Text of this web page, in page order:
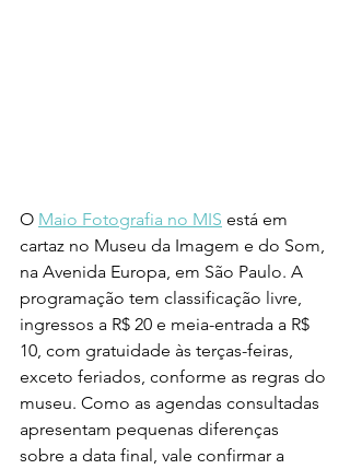
O Maio Fotografia no MIS está em
cartaz no Museu da Imagem e do Som,
na Avenida Europa, em São Paulo. A
programação tem classificação livre,
ingressos a R$ 20 e meia-entrada a R$
10, com gratuidade às terças-feiras,
exceto feriados, conforme as regras do
museu. Como as agendas consultadas
apresentam pequenas diferenças
sobre a data final, vale confirmar a